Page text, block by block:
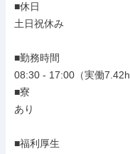
■休日
土日祝休み
■勤務時間
08:30 - 17:00（実働
■寮
あり
■福利厚生